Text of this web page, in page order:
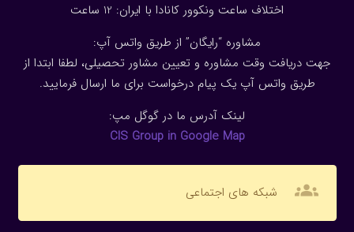
اختلاف ساعت ونکوور کانادا با ایران: 1 2 ساعت
مشاوره “رایگان” از طریق واتس آپ:
جهت دریافت وقت مشاوره و تعیین مشاور تحصیلی، لطفا ابتدا از
طریق واتس آپ یک پیام درخواست برای ما ارسال فرمایید.
لینک آدرس ما در گوگل مپ:
CIS Group in Google Map
groups شبکه های اجتماعی